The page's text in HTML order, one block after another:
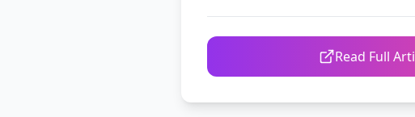
Read Full